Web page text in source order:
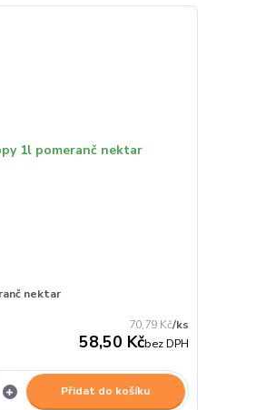
nektar
70,79 Kč/ks
58,50 Kčbez DPH
Přidat do košíku